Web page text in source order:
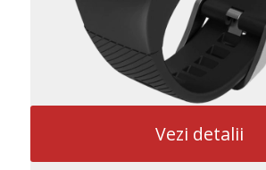
Vezi detalii